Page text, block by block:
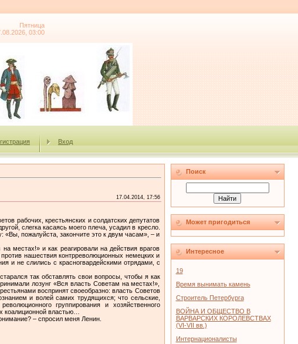
Пятница
03:00
Вход
17.04.2014, 17:56
рабочих, крестьянских и солдатских депутатов
слегка касаясь моего плеча, усадил в кресло.
пожалуйста, закончите это к двум часам», – и
местах!» и как реагировали на действия врагов
нашествия контрреволюционных немецких и
и не слились с красногвардейскими отрядами, с
так обставлять свои вопросы, чтобы я как
лозунг «Вся власть Советам на местах!»,
воспринят своеобразно: власть Советов
и волей самих трудящихся; что сельские,
группирования и хозяйственного
коалиционной властью…
– спросил меня Ленин.
Поиск
Может пригодиться
Интересное
19
Время вынимать камень
Строитель Петербурга
ВОЙНА И ОБЩЕСТВО В
ВАРВАРСКИХ КОРОЛЕВСТВАХ
(VI-VII вв.)
Интернационалисты